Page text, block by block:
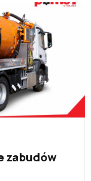
zabudów